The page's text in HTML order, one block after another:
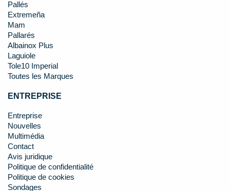
Pallés
Extremeña
Mam
Pallarés
Albainox Plus
Laguiole
Tole10 Imperial
Toutes les Marques
ENTREPRISE
Entreprise
Nouvelles
Multimédia
Contact
Avis juridique
Politique de confidentialité
Politique de cookies
Sondages